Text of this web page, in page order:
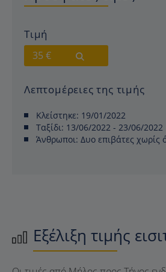
Τιμή
35 €
Λεπτομέρειες της τιμής
Κλείστηκε: 19/01/2022
Ταξίδι: 13/06/2022 - 23/06/2022
Άνθρωποι: Δυο επιβάτες χωρίς
Εξέλιξη τιμής